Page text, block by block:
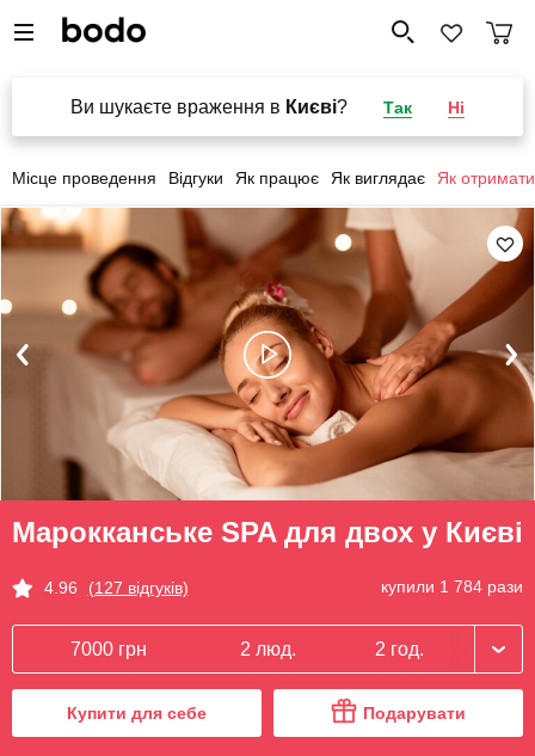
Ви шукаєте враження в Києві? Так Ні
Місце проведення Відгуки Як працює Як виглядає Як отримати
Марокканське SPA для двох у Києві
4.96 (127 відгуків) купили 1 784 рази
7000 грн 2 люд. 2 год.
Купити для себе Подарувати